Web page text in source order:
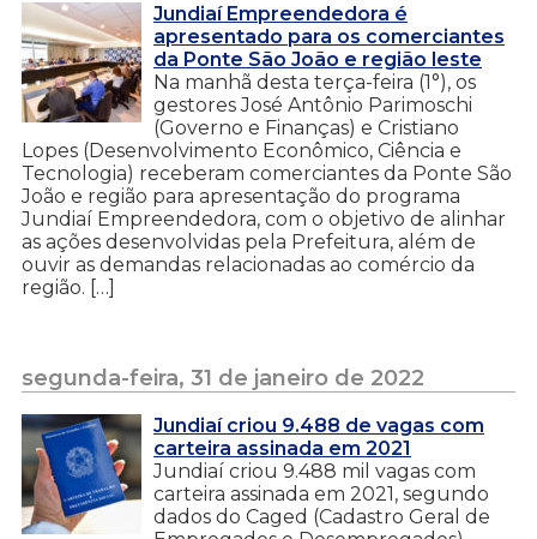
Jundiaí Empreendedora é
apresentado para os comerciantes
da Ponte São João e região leste
Na manhã desta terça-feira (1°), os
gestores José Antônio Parimoschi
(Governo e Finanças) e Cristiano
Lopes (Desenvolvimento Econômico, Ciência e
Tecnologia) receberam comerciantes da Ponte São
João e região para apresentação do programa
Jundiaí Empreendedora, com o objetivo de alinhar
as ações desenvolvidas pela Prefeitura, além de
ouvir as demandas relacionadas ao comércio da
região. […]
segunda-feira, 31 de janeiro de 2022
Jundiaí criou 9.488 de vagas com
carteira assinada em 2021
Jundiaí criou 9.488 mil vagas com
carteira assinada em 2021, segundo
dados do Caged (Cadastro Geral de